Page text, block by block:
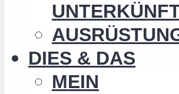
DIES & DAS
MEIN